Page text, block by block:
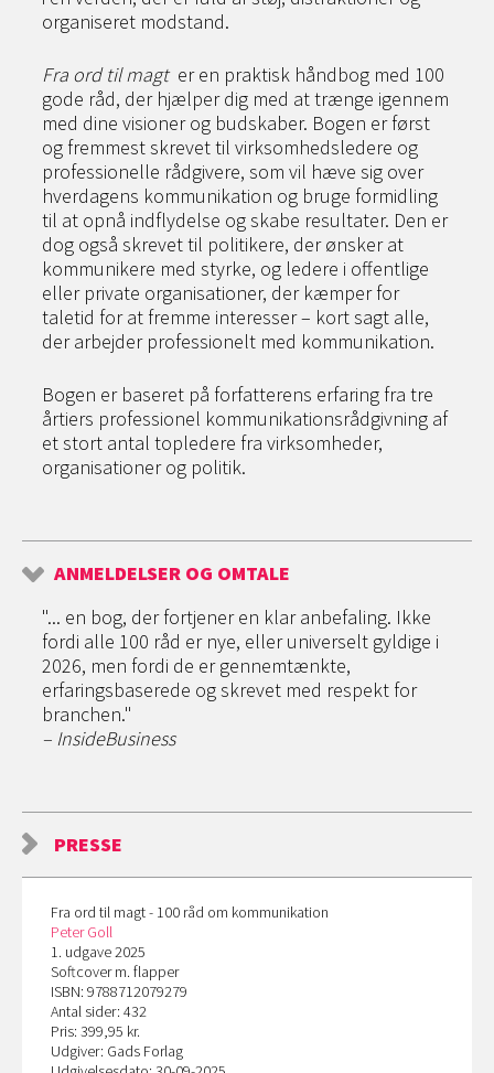
organiseret modstand.
Fra ord til magt er en praktisk håndbog med 100
gode råd, der hjælper dig med at trænge igennem
med dine visioner og budskaber. Bogen er først
og fremmest skrevet til virksomhedsledere og
professionelle rådgivere, som vil hæve sig over
hverdagens kommunikation og bruge formidling
til at opnå indflydelse og skabe resultater. Den er
dog også skrevet til politikere, der ønsker at
kommunikere med styrke, og ledere i offentlige
eller private organisationer, der kæmper for
taletid for at fremme interesser – kort sagt alle,
der arbejder professionelt med kommunikation.
Bogen er baseret på forfatterens erfaring fra tre
årtiers professionel kommunikationsrådgivning af
et stort antal topledere fra virksomheder,
organisationer og politik.
ANMELDELSER OG OMTALE
"... en bog, der fortjener en klar anbefaling. Ikke
fordi alle 100 råd er nye, eller universelt gyldige i
2026, men fordi de er gennemtænkte,
erfaringsbaserede og skrevet med respekt for
branchen."
– InsideBusiness
PRESSE
Fra ord til magt - 100 råd om kommunikation
Peter Goll
1. udgave 2025
Softcover m. flapper
ISBN: 9788712079279
Antal sider: 432
Pris: 399,95 kr.
Udgiver: Gads Forlag